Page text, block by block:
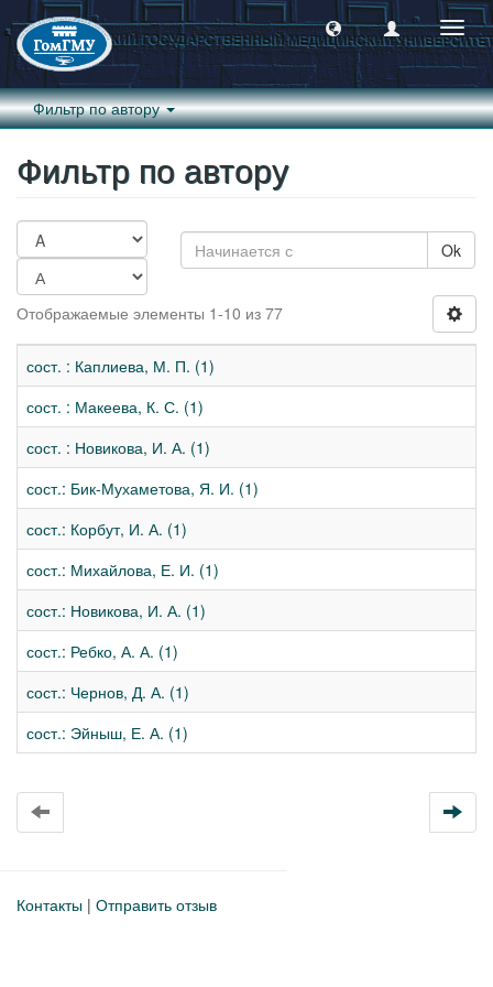
Фильтр по автору
Фильтр по автору
Ok
Отображаемые элементы 1-10 из 77
сост. : Каплиева, М. П. (1)
сост. : Макеева, К. С. (1)
сост. : Новикова, И. А. (1)
сост.: Бик-Мухаметова, Я. И. (1)
сост.: Корбут, И. А. (1)
сост.: Михайлова, Е. И. (1)
сост.: Новикова, И. А. (1)
сост.: Ребко, А. А. (1)
сост.: Чернов, Д. А. (1)
сост.: Эйныш, Е. А. (1)
Контакты | Отправить отзыв